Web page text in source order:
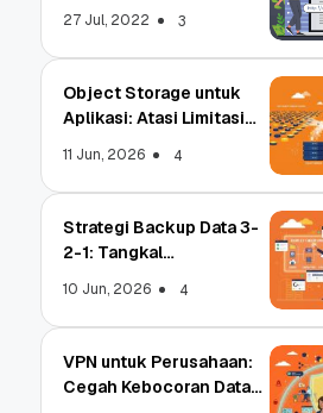
27 Jul, 2022 3
Object Storage untuk
Aplikasi: Atasi Limitasi
11 Jun, 2026 4
Strategi Backup Data 3-
2-1: Tangkal
10 Jun, 2026 4
VPN untuk Perusahaan:
Cegah Kebocoran Data